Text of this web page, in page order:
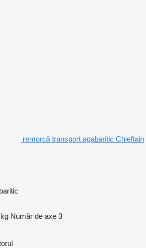
remorcă transport agabaritic Chieftain
Număr de axe 3